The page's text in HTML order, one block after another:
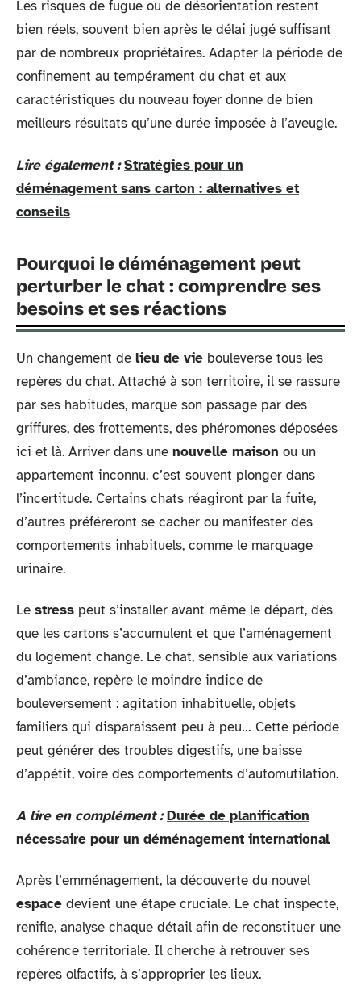
Les risques de fugue ou de désorientation restent
bien réels, souvent bien après le délai jugé suffisant
par de nombreux propriétaires. Adapter la période de
confinement au tempérament du chat et aux
caractéristiques du nouveau foyer donne de bien
meilleurs résultats qu’une durée imposée à l’aveugle.
Lire également : Stratégies pour un
déménagement sans carton : alternatives et
conseils
Pourquoi le déménagement peut
perturber le chat : comprendre ses
besoins et ses réactions
Un changement de lieu de vie bouleverse tous les
repères du chat. Attaché à son territoire, il se rassure
par ses habitudes, marque son passage par des
griffures, des frottements, des phéromones déposées
ici et là. Arriver dans une nouvelle maison ou un
appartement inconnu, c’est souvent plonger dans
l’incertitude. Certains chats réagiront par la fuite,
d’autres préféreront se cacher ou manifester des
comportements inhabituels, comme le marquage
urinaire.
Le stress peut s’installer avant même le départ, dès
que les cartons s’accumulent et que l’aménagement
du logement change. Le chat, sensible aux variations
d’ambiance, repère le moindre indice de
bouleversement : agitation inhabituelle, objets
familiers qui disparaissent peu à peu… Cette période
peut générer des troubles digestifs, une baisse
d’appétit, voire des comportements d’automutilation.
A lire en complément : Durée de planification
nécessaire pour un déménagement international
Après l’emménagement, la découverte du nouvel
espace devient une étape cruciale. Le chat inspecte,
renifle, analyse chaque détail afin de reconstituer une
cohérence territoriale. Il cherche à retrouver ses
repères olfactifs, à s’approprier les lieux.